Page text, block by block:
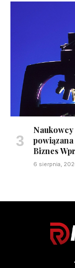
Biznes
6 sierpnia,